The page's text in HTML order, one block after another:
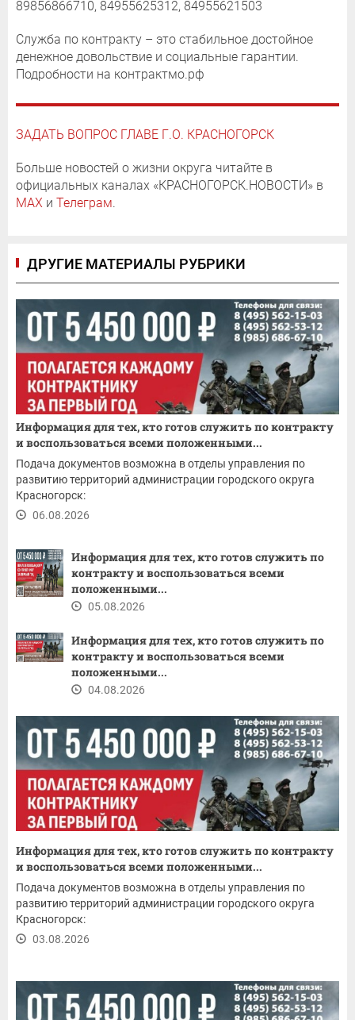
89856866710, 84955625312, 84955621503
Служба по контракту – это стабильное достойное
денежное довольствие и социальные гарантии.
Подробности на контрактмо.рф
ЗАДАТЬ ВОПРОС ГЛАВЕ Г.О. КРАСНОГОРСК
Больше новостей о жизни округа читайте в
официальных каналах «КРАСНОГОРСК.НОВОСТИ» в
MAX и Телеграм.
ДРУГИЕ МАТЕРИАЛЫ РУБРИКИ
Информация для тех, кто готов служить по контракту
и воспользоваться всеми положенными...
Подача документов возможна в отделы управления по
развитию территорий администрации городского округа
Красногорск:
06.08.2026
Информация для тех, кто готов служить по
контракту и воспользоваться всеми
положенными...
05.08.2026
Информация для тех, кто готов служить по
контракту и воспользоваться всеми
положенными...
04.08.2026
Информация для тех, кто готов служить по контракту
и воспользоваться всеми положенными...
Подача документов возможна в отделы управления по
развитию территорий администрации городского округа
Красногорск:
03.08.2026